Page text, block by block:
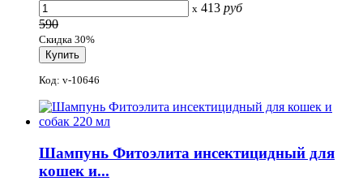
x 413 руб
590
Скидка 30%
Код: v-10646
Шампунь Фитоэлита инсектицидный для
кошек и...